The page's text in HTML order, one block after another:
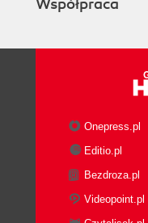
Współpraca
Onepress.pl
Editio.pl
Bezdroza.pl
Videopoint.pl